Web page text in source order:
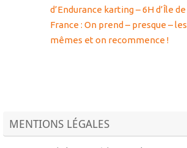
d’Endurance karting – 6H d’Île de
France : On prend – presque – les
mêmes et on recommence !
MENTIONS LÉGALES